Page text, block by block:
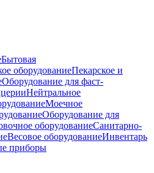
Бытовая
оборудованиеПекарское и
Оборудование для фаст-
Нейтральное
Моечное
Оборудование для
оборудованиеСанитарно-
Весовое оборудованиеИнвентарь
приборы